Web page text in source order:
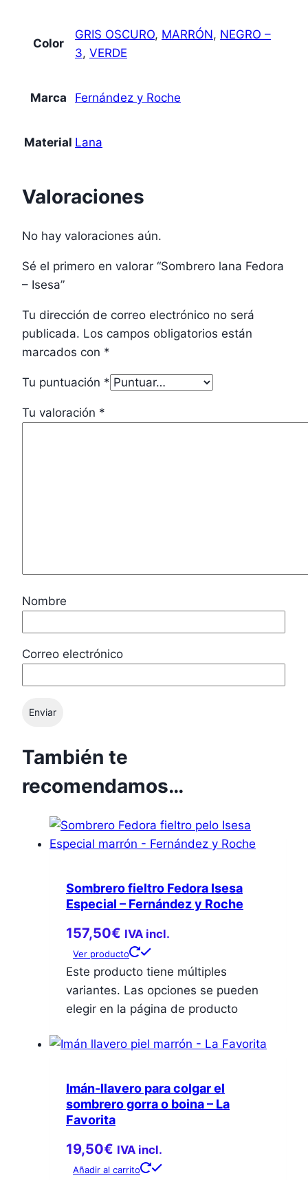
Color
GRIS OSCURO, MARRÓN, NEGRO –
3, VERDE
Marca Fernández y Roche
Material Lana
Valoraciones
No hay valoraciones aún.
Sé el primero en valorar “Sombrero lana Fedora
– Isesa”
Tu dirección de correo electrónico no será
publicada. Los campos obligatorios están
marcados con *
Tu puntuación *
Tu valoración *
Nombre
Correo electrónico
También te
recomendamos…
Sombrero fieltro Fedora Isesa
Especial – Fernández y Roche
157,50€ IVA incl.
Ver producto
Este producto tiene múltiples
variantes. Las opciones se pueden
elegir en la página de producto
Imán-llavero para colgar el
sombrero gorra o boina – La
Favorita
19,50€ IVA incl.
Añadir al carrito